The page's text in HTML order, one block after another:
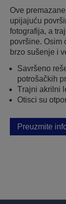
Ove
upijajuću
fotografija, a
površine. Osim
brzo sušenje i
Savršeno
potrošačkih
Тrajni akrilni
Otisci su
Preuzmite